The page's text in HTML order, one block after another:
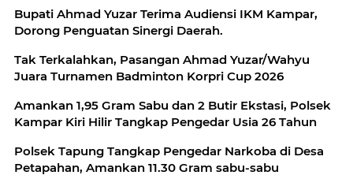
Bupati Ahmad Yuzar Terima Audiensi IKM Kampar,
Dorong Penguatan Sinergi Daerah.
Tak Terkalahkan, Pasangan Ahmad Yuzar/Wahyu
Juara Turnamen Badminton Korpri Cup 2026
Amankan 1,95 Gram Sabu dan 2 Butir Ekstasi, Polsek
Kampar Kiri Hilir Tangkap Pengedar Usia 26 Tahun
Polsek Tapung Tangkap Pengedar Narkoba di Desa
Petapahan, Amankan 11.30 Gram sabu-sabu